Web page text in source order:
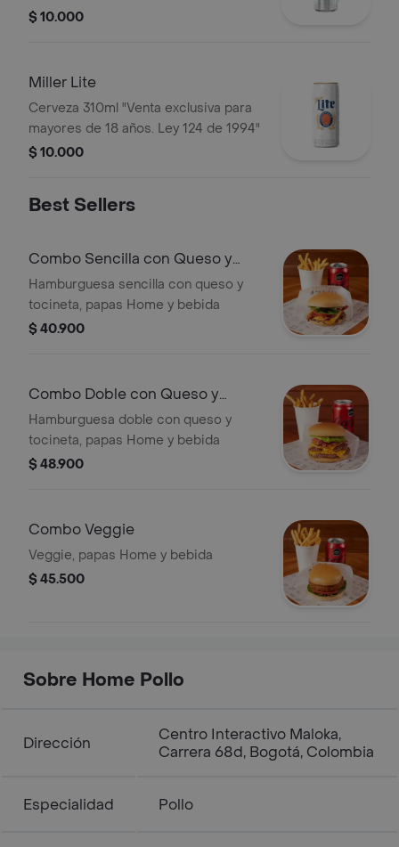
$ 10.000
Miller Lite
Cerveza 310ml "Venta exclusiva para
mayores de 18 años. Ley 124 de 1994"
$ 10.000
Best Sellers
Combo Sencilla con Queso y
Tocineta
Hamburguesa sencilla con queso y
tocineta, papas Home y bebida
$ 40.900
Combo Doble con Queso y
Tocineta
Hamburguesa doble con queso y
tocineta, papas Home y bebida
$ 48.900
Combo Veggie
Veggie, papas Home y bebida
$ 45.500
Sobre Home Pollo
Dirección
Centro Interactivo Maloka,
Carrera 68d, Bogotá, Colombia
Especialidad Pollo